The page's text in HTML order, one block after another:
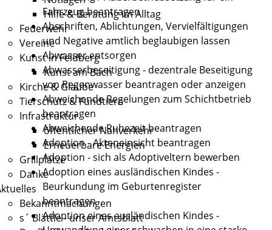
Hilfe & Beratung im Alltag
Feuerwehr
Vereine
Kunst in Feldberg
Kunst am Bach
Kirche & Glaube
Tierschutz & Fundtiere
Infrastruktur
öffentlicher Nahverkehr
Erneuerbare Energien
Grillplätze
Danke
Bekanntmachungen
s´ Blättle - unser Amtsblatt
Fahrzeug beantragen
Abschriften, Ablichtungen, Vervielfältigungen
und Negative amtlich beglaubigen lassen
Abwasser entsorgen
Abwasserbeseitigung - dezentrale Beseitigung
von Regenwasser beantragen oder anzeigen
Abweichende Regelungen zum Schichtbetrieb
beantragen
Abweichende Ruhezeit beantragen
Adoption - Akteneinsicht beantragen
Adoption - sich als Adoptiveltern bewerben
Adoption eines ausländischen Kindes -
Beurkundung im Geburtenregister
beantragen
Adoption eines ausländischen Kindes -